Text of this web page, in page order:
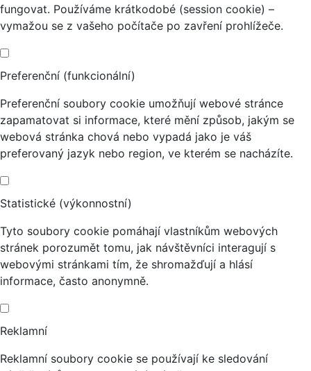
fungovat. Používáme krátkodobé (session cookie) –
vymažou se z vašeho počítače po zavření prohlížeče.
Preferenční (funkcionální)
Preferenční soubory cookie umožňují webové stránce
zapamatovat si informace, které mění způsob, jakým se
webová stránka chová nebo vypadá jako je váš
preferovaný jazyk nebo region, ve kterém se nacházíte.
Statistické (výkonnostní)
Tyto soubory cookie pomáhají vlastníkům webových
stránek porozumět tomu, jak návštěvníci interagují s
webovými stránkami tím, že shromažďují a hlásí
informace, často anonymně.
Reklamní
Reklamní soubory cookie se používají ke sledování